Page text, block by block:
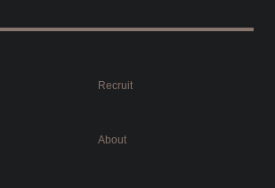
Recruit
About